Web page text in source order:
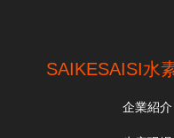
SAIKESAISI水
企業紹介